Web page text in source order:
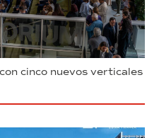
cinco nuevos verticales